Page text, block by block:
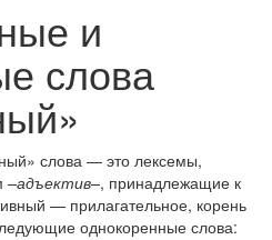
и
слова
слова — это лексемы,
–адъектив–, принадлежащие к
— прилагательное, корень
однокоренные слова: